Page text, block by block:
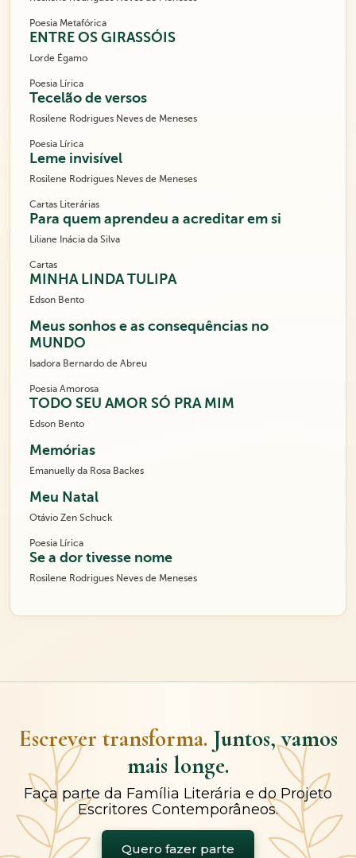
Poesia Metafórica
ENTRE OS GIRASSÓIS
Lorde Égamo
Poesia Lírica
Tecelão de versos
Rosilene Rodrigues Neves de Meneses
Poesia Lírica
Leme invisível
Rosilene Rodrigues Neves de Meneses
Cartas Literárias
Para quem aprendeu a acreditar em si
Liliane Inácia da Silva
Cartas
MINHA LINDA TULIPA
Edson Bento
Meus sonhos e as consequências no
MUNDO
Isadora Bernardo de Abreu
Poesia Amorosa
TODO SEU AMOR SÓ PRA MIM
Edson Bento
Memórias
Emanuelly da Rosa Backes
Meu Natal
Otávio Zen Schuck
Poesia Lírica
Se a dor tivesse nome
Rosilene Rodrigues Neves de Meneses
Escrever transforma. Juntos, vamos
mais longe.
Faça parte da Família Literária e do Projeto
Escritores Contemporâneos.
Quero fazer parte